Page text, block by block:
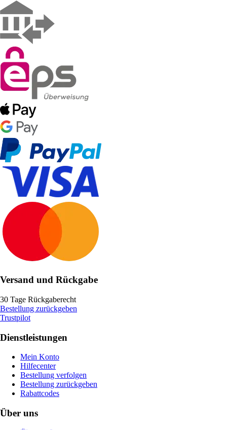
Versand und Rückgabe
30 Tage Rückgaberecht
Bestellung zurückgeben
Trustpilot
Dienstleistungen
Mein Konto
Hilfecenter
Bestellung verfolgen
Bestellung zurückgeben
Rabattcodes
Über uns